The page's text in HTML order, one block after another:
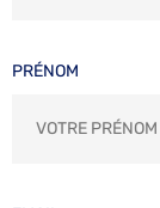
PRÉNOM